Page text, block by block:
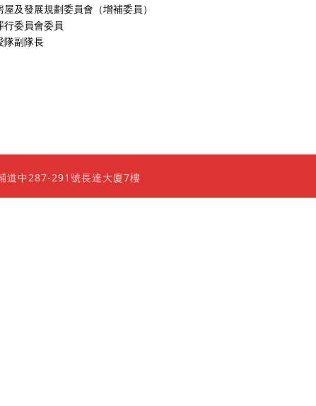
及發展規劃委員會（增補委員）
行委員會委員
隊副隊長
中287-291號長達大廈7樓